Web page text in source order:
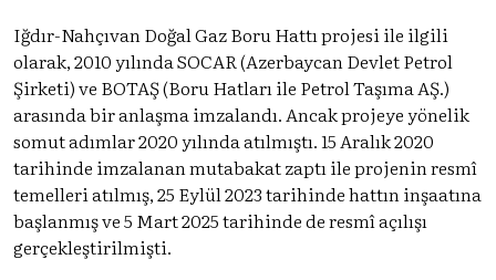
Iğdır-Nahçıvan Doğal Gaz Boru Hattı projesi ile ilgili
olarak, 2010 yılında SOCAR (Azerbaycan Devlet Petrol
Şirketi) ve BOTAŞ (Boru Hatları ile Petrol Taşıma AŞ.)
arasında bir anlaşma imzalandı. Ancak projeye yönelik
somut adımlar 2020 yılında atılmıştı. 15 Aralık 2020
tarihinde imzalanan mutabakat zaptı ile projenin resmî
temelleri atılmış, 25 Eylül 2023 tarihinde hattın inşaatına
başlanmış ve 5 Mart 2025 tarihinde de resmî açılışı
gerçekleştirilmişti.